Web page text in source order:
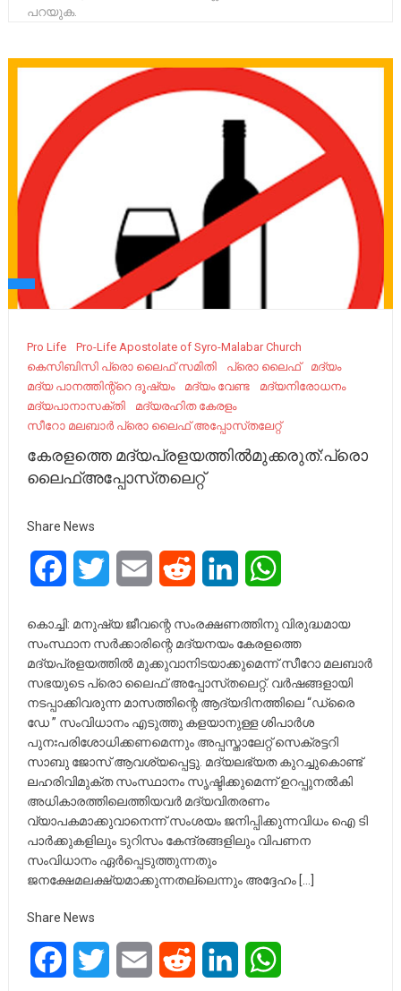
പറയുക.
Pro Life
Pro-Life Apostolate of Syro-Malabar Church
കെസിബിസി പ്രൊ ലൈഫ് സമിതി
പ്രൊ ലൈഫ്
മദ്യം
മദ്യ പാനത്തിന്റ്റെ ദൂഷ്യം
മദ്യം വേണ്ട
മദ്യനിരോധനം
മദ്യപാനാസക്തി
മദ്യരഹിത കേരളം
സീറോ മലബാർ പ്രൊ ലൈഫ് അപ്പോസ്‌തലേറ്റ്
കേരളത്തെ മദ്യപ്രളയത്തിൽമുക്കരുത്:പ്രൊ
ലൈഫ്അപ്പോസ്‌തലെറ്റ്
Share News
FacebookTwitter Email Reddit LinkedIn
കൊച്ചി: മനുഷ്യ ജീവന്റെ സംരക്ഷണത്തിനു വിരുദ്ധമായ
സംസ്ഥാന സർക്കാരിന്റെ മദ്യനയം കേരളത്തെ
മദ്യപ്രളയത്തിൽ മുക്കുവാനിടയാക്കുമെന്ന് സീറോ മലബാർ
സഭയുടെ പ്രൊ ലൈഫ് അപ്പോസ്‌തലെറ്റ്. വർഷങ്ങളായി
നടപ്പാക്കിവരുന്ന മാസത്തിന്റെ ആദ്യദിനത്തിലെ “ഡ്രൈ
ഡേ ” സംവിധാനം എടുത്തു കളയാനുള്ള ശിപാർശ
പുനഃപരിശോധിക്കണമെന്നും അപ്പസ്താലേറ്റ് സെക്രട്ടറി
സാബു ജോസ് ആവശ്യപ്പെട്ടു. മദ്യലഭ്യത കുറച്ചുകൊണ്ട്
ലഹരിവിമുക്ത സംസ്ഥാനം സൃഷ്ടിക്കുമെന്ന് ഉറപ്പുനൽകി
അധികാരത്തിലെത്തിയവർ മദ്യവിതരണം
വ്യാപകമാക്കുവാനെന്ന് സംശയം ജനിപ്പിക്കുന്നവിധം ഐ ടി
പാർക്കുകളിലും ടുറിസം കേന്ദ്രങ്ങളിലും വിപണന
സംവിധാനം ഏർപ്പെടുത്തുന്നതും
ജനക്ഷേമലക്ഷ്യമാക്കുന്നതല്ലെന്നും അദ്ദേഹം […]
Share News
FacebookTwitter Email Reddit LinkedIn